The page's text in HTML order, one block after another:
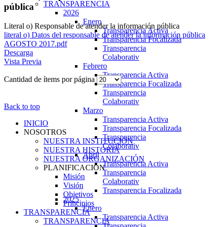
TRANSPARENCIA
2026
Enero
Transparencia Activa
Transparencia Focalizada
Transparencia
Colaborativ
Febrero
Transparencia Activa
Transparencia Focalizada
Transparencia
Colaborativ
Marzo
Transparencia Activa
Transparencia Focalizada
Transparencia
Colaborativ
Abril
Transparencia Activa
Transparencia
Colaborativ
Transparencia Focalizada
2025
Enero
Transparencia Activa
pública
Literal o) Responsable de atender la información pública
literal o) Datos del responsable de atender la información pública
AGOSTO 2017.pdf
Descarga
Vista Previa
Cantidad de ítems por página
Back to top
INICIO
NOSOTROS
NUESTRA INSTITUCIÓN
NUESTRA HISTORIA
NUESTRA ORGANIZACIÓN
PLANIFICACIÓN
Misión
Visión
Objetivos
Principios
TRANSPARENCIA
TRANSPARENCIA